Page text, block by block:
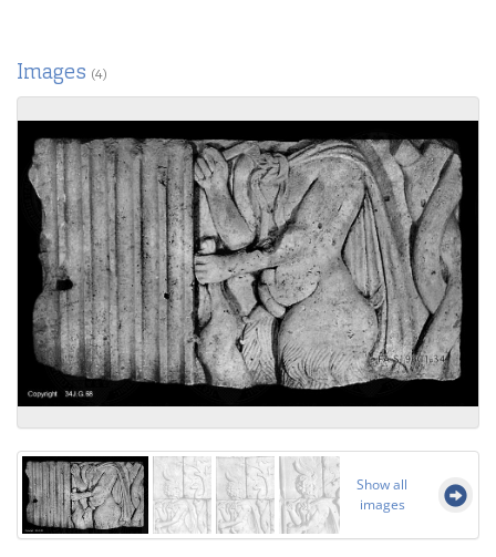
Images (4)
Show all
images